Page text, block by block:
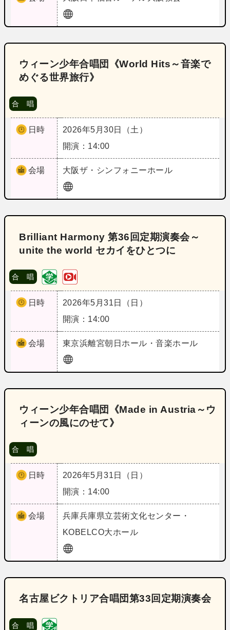
ウィーン少年合唱団《World Hits～音楽で
めぐる世界旅行》
合 唱
日時
2026年5月30日（土）
開演：14:00
会場 大阪ザ・シンフォニーホール
Brilliant Harmony 第36回定期演奏会～
unite the world セカイをひとつに
合 唱
日時
2026年5月31日（日）
開演：14:00
会場 東京浜離宮朝日ホール・音楽ホール
ウィーン少年合唱団《Made in Austria～ウ
ィーンの風にのせて》
合 唱
日時
2026年5月31日（日）
開演：14:00
会場 兵庫兵庫県立芸術文化センター・
KOBELCO大ホール
名古屋ビクトリア合唱団第33回定期演奏会
合 唱